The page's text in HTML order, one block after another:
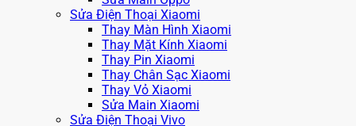
Sửa Điện Thoại Xiaomi
Thay Màn Hình Xiaomi
Thay Mặt Kính Xiaomi
Thay Pin Xiaomi
Thay Chân Sạc Xiaomi
Thay Vỏ Xiaomi
Sửa Main Xiaomi
Sửa Điện Thoại Vivo